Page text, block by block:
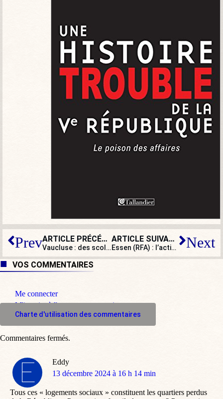
Prev ARTICLE PRÉCÉDENT
Vaucluse : des scolaires privés d’un film de Noël jugé pas assez laïc !
ARTICLE SUIVANT
Essen (RFA) : l’activisme islamique s’invite au marché de Noël Next
VOS COMMENTAIRES
Me connecter
M'inscrire à l'espace commentaire
Charte d'utilisation des commentaires
Eddy
dit
13 décembre 2024 à 16 h 14 min
Tous ces « logements sociaux » constituent les quartiers perdus
Commentaires fermés.